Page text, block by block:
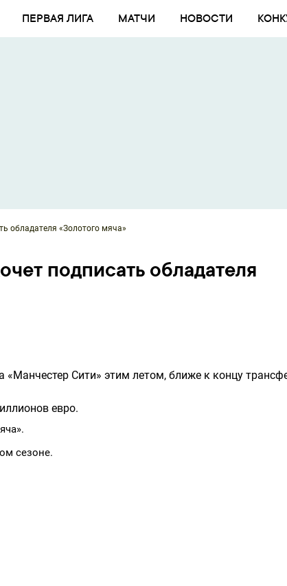
ПЕРВАЯ ЛИГА МАТЧИ НОВОСТИ
обладателя «Золотого мяча»
подписать обладателя
Сити» этим летом, ближе к концу
евро.
сезоне.